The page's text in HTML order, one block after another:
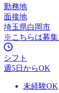
勤務地
面接地
埼玉県白岡市
※こちらは募
シフト
週5日からOK
未経験OK